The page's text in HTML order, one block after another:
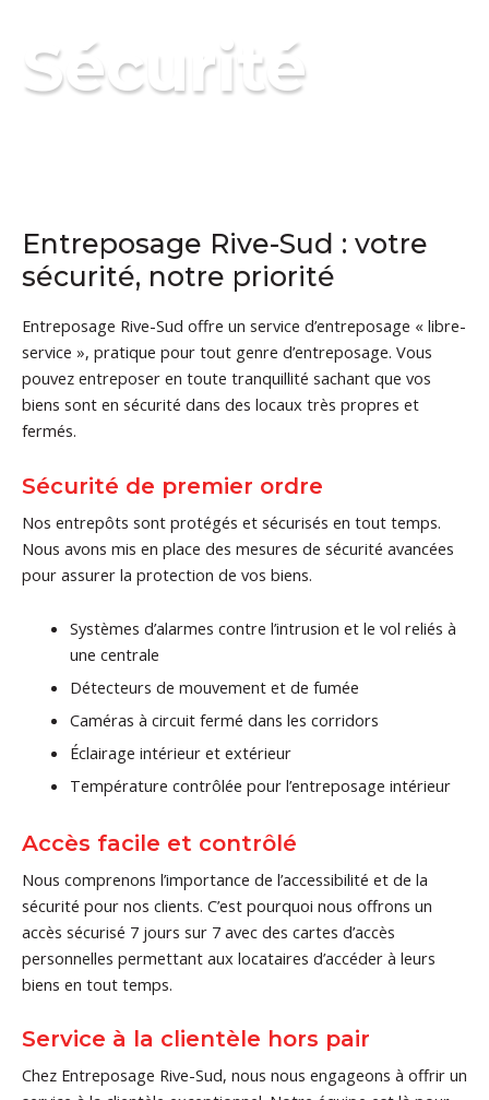
Sécurité
Entreposage Rive-Sud : votre
sécurité, notre priorité
Entreposage Rive-Sud offre un service d’entreposage « libre-
service », pratique pour tout genre d’entreposage. Vous
pouvez entreposer en toute tranquillité sachant que vos
biens sont en sécurité dans des locaux très propres et
fermés.
Sécurité de premier ordre
Nos entrepôts sont protégés et sécurisés en tout temps.
Nous avons mis en place des mesures de sécurité avancées
pour assurer la protection de vos biens.
Systèmes d’alarmes contre l’intrusion et le vol reliés à
une centrale
Détecteurs de mouvement et de fumée
Caméras à circuit fermé dans les corridors
Éclairage intérieur et extérieur
Température contrôlée pour l’entreposage intérieur
Accès facile et contrôlé
Nous comprenons l’importance de l’accessibilité et de la
sécurité pour nos clients. C’est pourquoi nous offrons un
accès sécurisé 7 jours sur 7 avec des cartes d’accès
personnelles permettant aux locataires d’accéder à leurs
biens en tout temps.
Service à la clientèle hors pair
Chez Entreposage Rive-Sud, nous nous engageons à offrir un